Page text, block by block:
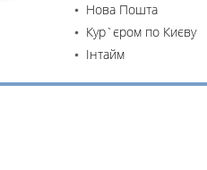
Нова Пошта
Кур`єром по Києву
Інтайм